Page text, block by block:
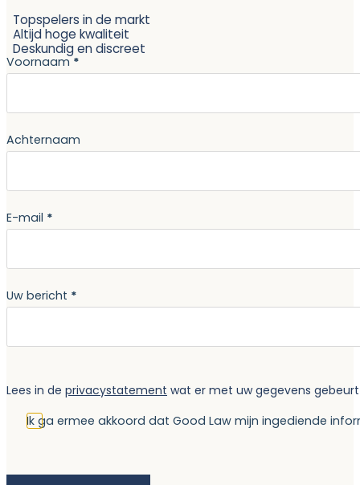
Topspelers in de markt
Altijd hoge kwaliteit
Deskundig en discreet
Section
Voornaam *
Achternaam
E-mail *
Uw bericht *
Lees in de privacystatement wat er met uw gegevens
Ik ga ermee akkoord dat Good Law mijn ingediende